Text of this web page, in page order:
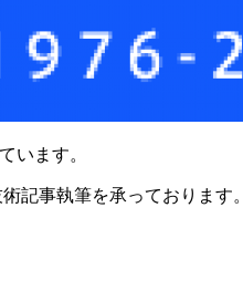
います。
記事執筆を承っております。